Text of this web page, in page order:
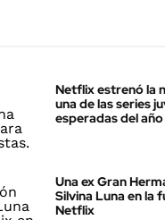
Netflix estrenó la
una de las series
esperadas del año
Una ex Gran
Silvina Luna en la
Netflix